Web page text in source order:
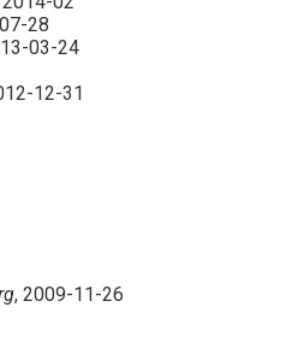
28
03-24
12-31
, 2009-11-26